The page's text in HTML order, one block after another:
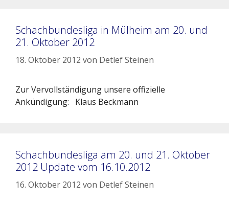
Schachbundesliga in Mülheim am 20. und
21. Oktober 2012
18. Oktober 2012 von Detlef Steinen
Zur Vervollständigung unsere offizielle
Ankündigung: Klaus Beckmann
Schachbundesliga am 20. und 21. Oktober
2012 Update vom 16.10.2012
16. Oktober 2012 von Detlef Steinen